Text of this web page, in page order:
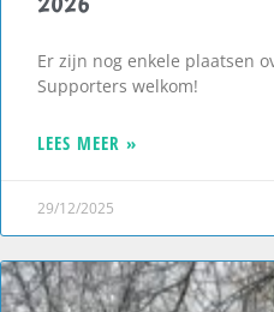
Er zijn nog enkele plaatsen
Supporters welkom!
LEES MEER »
29/12/2025